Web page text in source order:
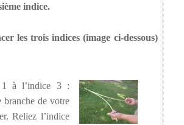
indice.
les trois indices (image ci-dessous)
1 à l’indice 3 :
branche de votre
Reliez l’indice